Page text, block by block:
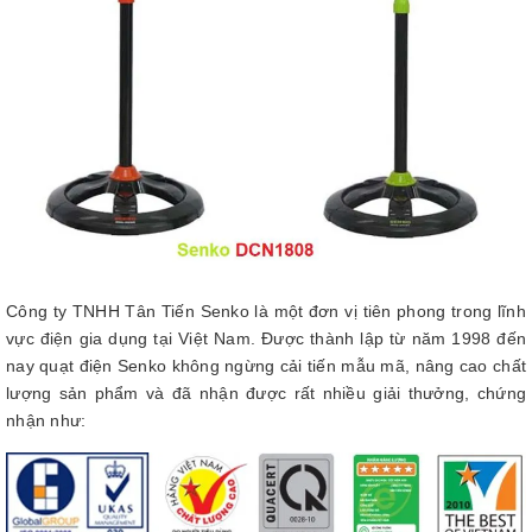
Công ty TNHH Tân Tiến Senko là một đơn vị tiên phong trong lĩnh
vực điện gia dụng tại Việt Nam. Được thành lập từ năm 1998 đến
nay quạt điện Senko không ngừng cải tiến mẫu mã, nâng cao chất
lượng sản phẩm và đã nhận được rất nhiều giải thưởng, chứng
nhận như: